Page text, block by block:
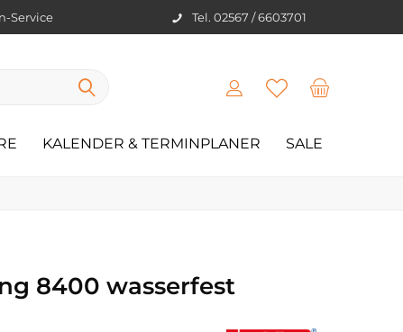
Service Tel. 02567 / 6603701
KALENDER & TERMINPLANER SALE
8400 wasserfest